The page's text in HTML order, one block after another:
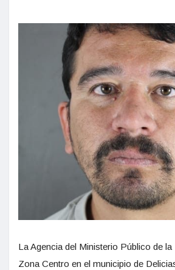
La Agencia del Ministerio Público de
Zona Centro en el municipio de